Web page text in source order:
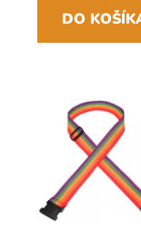
DO